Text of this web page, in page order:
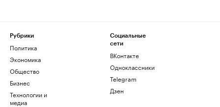
Рубрики
Политика
Экономика
Общество
Бизнес
Технологии и
медиа
Социальные
сети
ВКонтакте
Одноклассники
Telegram
Дзен